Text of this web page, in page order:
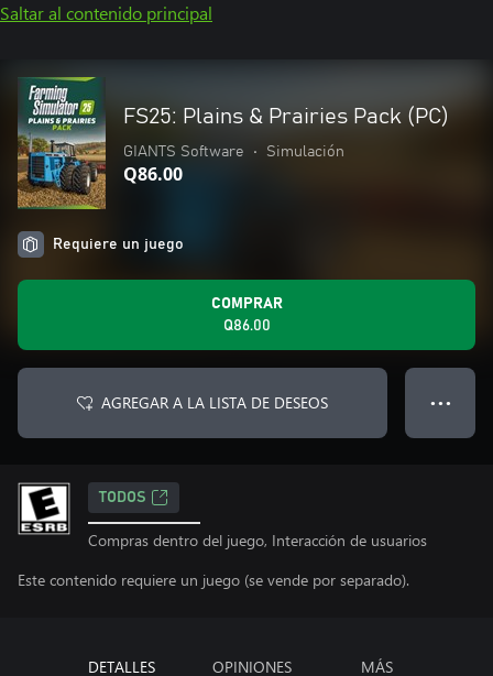
Saltar al contenido principal
FS25: Plains & Prairies Pack (PC)
GIANTS Software • Simulación
Q86.00
Requiere un juego
COMPRAR
Q86.00
AGREGAR A LA LISTA DE DESEOS ● ● ●
TODOS
Compras dentro del juego, Interacción de usuarios
Este contenido requiere un juego (se vende por separado).
DETALLES OPINIONES MÁS